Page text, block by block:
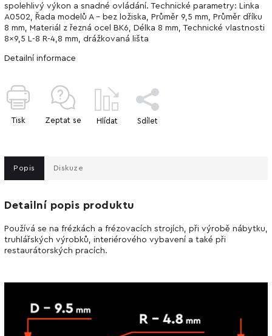
spolehlivý výkon a snadné ovládání. Technické parametry: Linka
А0502, Řada modelů A - bez ložiska, Průměr 9,5 mm, Průměr dříku
8 mm, Materiál z řezná ocel BK6, Délka 8 mm, Technické vlastnosti
8x9,5 L-8 R-4,8 mm, drážkovaná lišta
Detailní informace
Tisk Zeptat se Hlídat Sdílet
Popis Diskuze
Detailní popis produktu
Používá se na frézkách a frézovacích strojích, při výrobě nábytku,
truhlářských výrobků, interiérového vybavení a také při
restaurátorských pracích.